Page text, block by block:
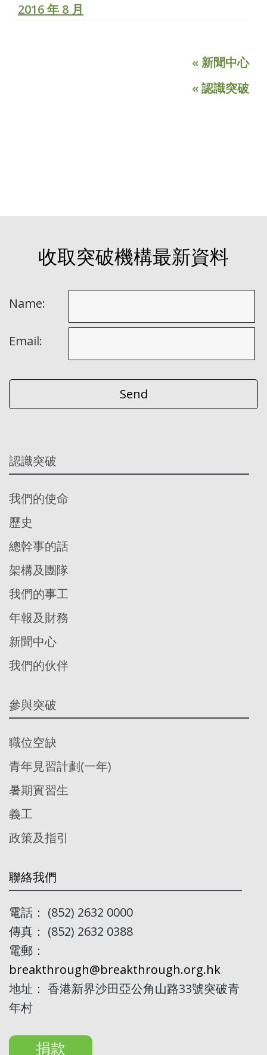
2016 年 8 月
« 新聞中心
« 認識突破
收取突破機構最新資料
Name:
Email:
認識突破
我們的使命
歷史
總幹事的話
架構及團隊
我們的事工
年報及財務
新聞中心
我們的伙伴
參與突破
職位空缺
青年見習計劃(一年)
暑期實習生
義工
政策及指引
聯絡我們
電話： (852) 2632 0000
傳真： (852) 2632 0388
電郵：
breakthrough@breakthrough.org.hk
地址： 香港新界沙田亞公角山路33號突破青
年村
捐款